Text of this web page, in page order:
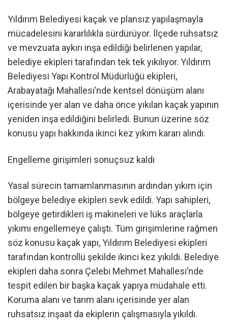
Yıldırım Belediyesi kaçak ve plansız yapılaşmayla
mücadelesini kararlılıkla sürdürüyor. İlçede ruhsatsız
ve mevzuata aykırı inşa edildiği belirlenen yapılar,
belediye ekipleri tarafından tek tek yıkılıyor. Yıldırım
Belediyesi Yapı Kontrol Müdürlüğü ekipleri,
Arabayatağı Mahallesi’nde kentsel dönüşüm alanı
içerisinde yer alan ve daha önce yıkılan kaçak yapının
yeniden inşa edildiğini belirledi. Bunun üzerine söz
konusu yapı hakkında ikinci kez yıkım kararı alındı.
Engelleme girişimleri sonuçsuz kaldı
Yasal sürecin tamamlanmasının ardından yıkım için
bölgeye belediye ekipleri sevk edildi. Yapı sahipleri,
bölgeye getirdikleri iş makineleri ve lüks araçlarla
yıkımı engellemeye çalıştı. Tüm girişimlerine rağmen
söz konusu kaçak yapı, Yıldırım Belediyesi ekipleri
tarafından kontrollü şekilde ikinci kez yıkıldı. Belediye
ekipleri daha sonra Çelebi Mehmet Mahallesi’nde
tespit edilen bir başka kaçak yapıya müdahale etti.
Koruma alanı ve tarım alanı içerisinde yer alan
ruhsatsız inşaat da ekiplerin çalışmasıyla yıkıldı.